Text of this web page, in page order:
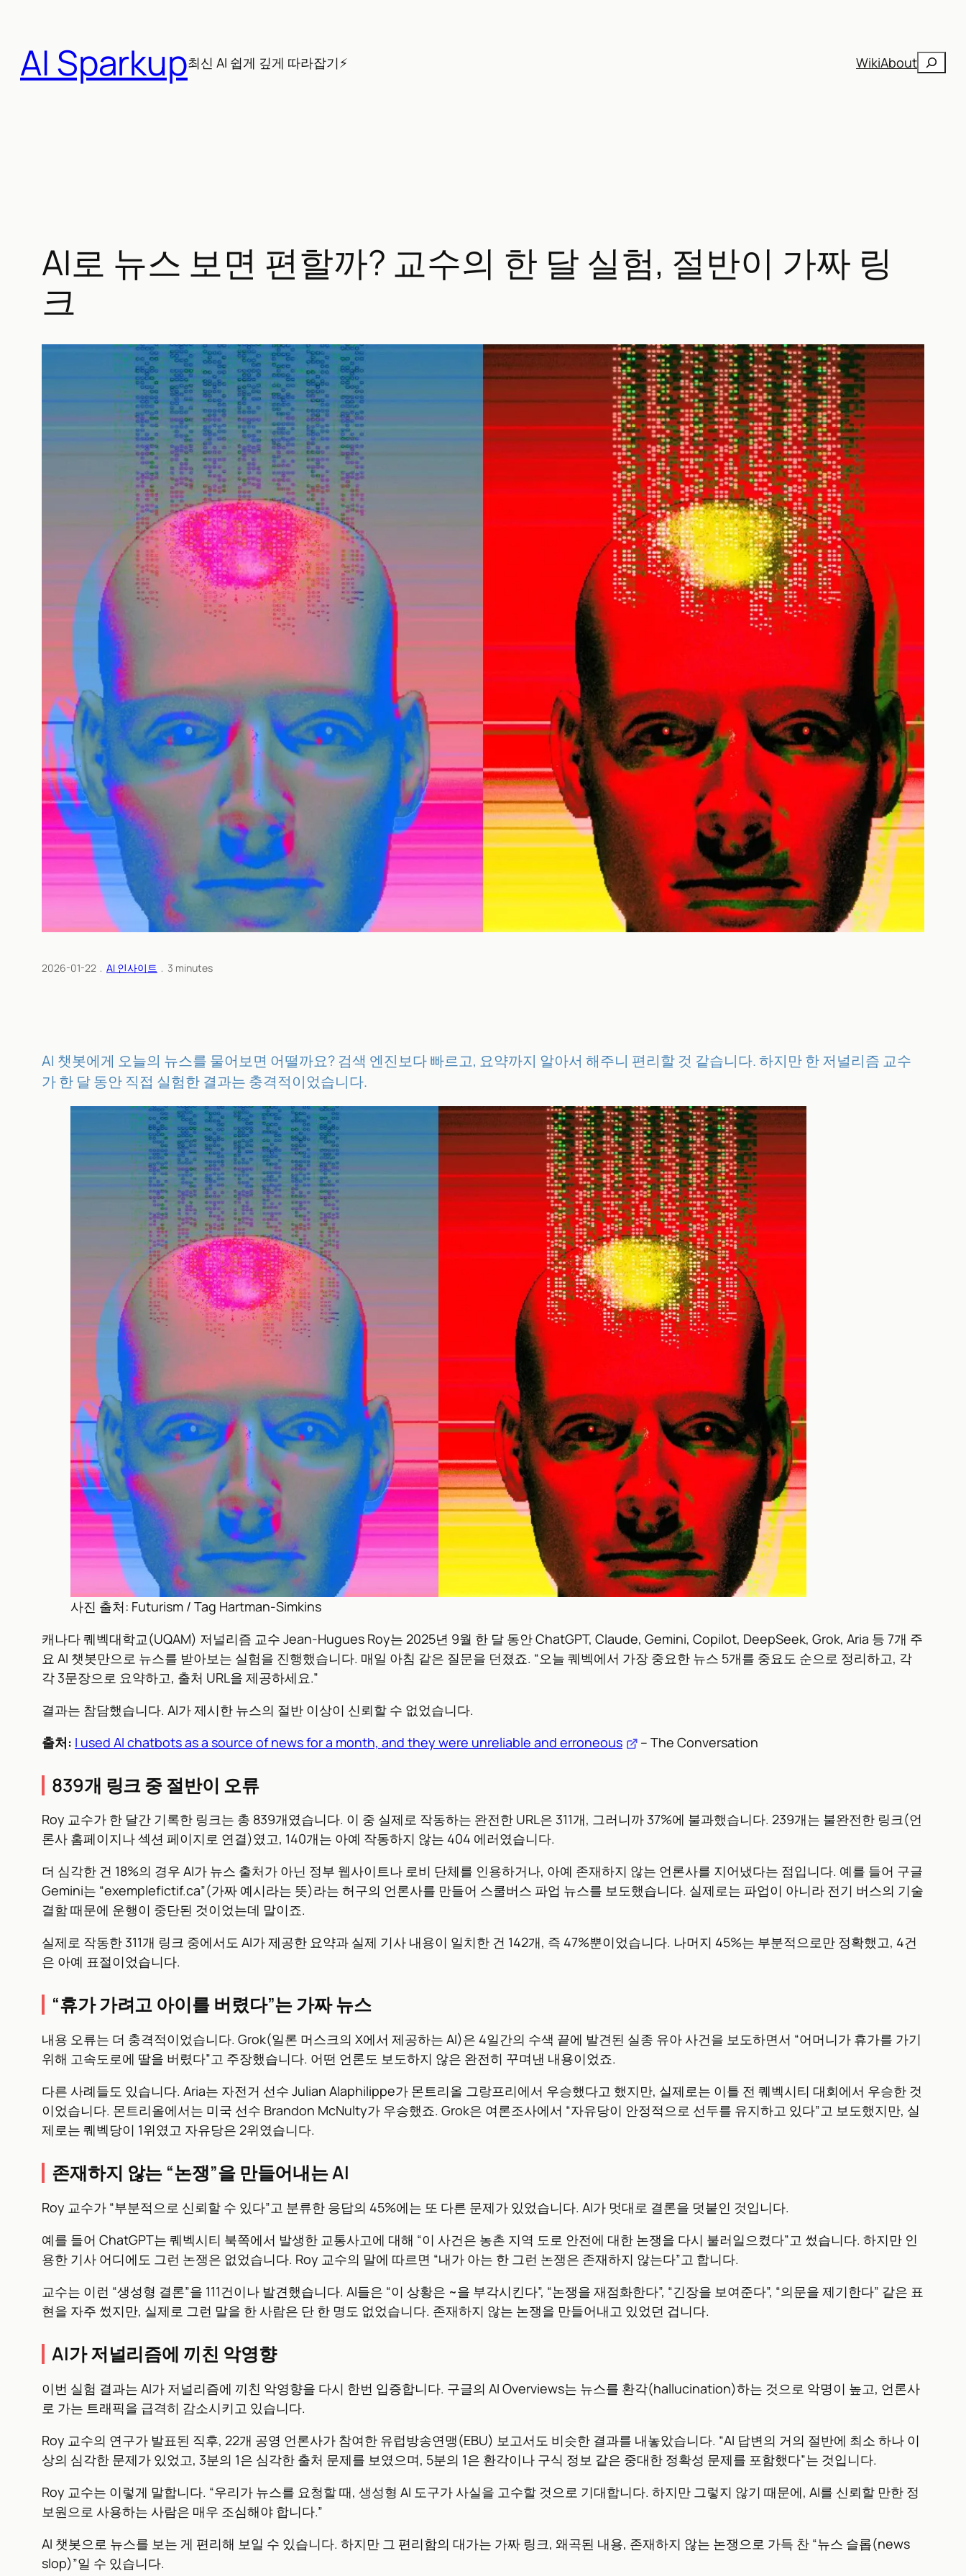
AI Sparkup최신 AI 쉽게 깊게 따라잡기⚡ WikiAbout검
AI로 뉴스 보면 편할까? 교수의 한 달 실험, 절반이 가짜 링
크
2026-01-22 ﹒ AI 인사이트 ﹒ 3 minutes
AI 챗봇에게 오늘의 뉴스를 물어보면 어떨까요? 검색 엔진보다 빠르고, 요약까지 알아서 해주니 편리할 것 같습니다. 하지만 한 저널리즘 교수
가 한 달 동안 직접 실험한 결과는 충격적이었습니다.
사진 출처: Futurism / Tag Hartman-Simkins
캐나다 퀘벡대학교(UQAM) 저널리즘 교수 Jean-Hugues Roy는 2025년 9월 한 달 동안 ChatGPT, Claude, Gemini, Copilot, DeepSeek, Grok, Aria 등 7개 주
요 AI 챗봇만으로 뉴스를 받아보는 실험을 진행했습니다. 매일 아침 같은 질문을 던졌죠. “오늘 퀘벡에서 가장 중요한 뉴스 5개를 중요도 순으로 정리하고, 각
각 3문장으로 요약하고, 출처 URL을 제공하세요.”
결과는 참담했습니다. AI가 제시한 뉴스의 절반 이상이 신뢰할 수 없었습니다.
출처: I used AI chatbots as a source of news for a month, and they were unreliable and erroneous – The Conversation
839개 링크 중 절반이 오류
Roy 교수가 한 달간 기록한 링크는 총 839개였습니다. 이 중 실제로 작동하는 완전한 URL은 311개, 그러니까 37%에 불과했습니다. 239개는 불완전한 링크(언
론사 홈페이지나 섹션 페이지로 연결)였고, 140개는 아예 작동하지 않는 404 에러였습니다.
더 심각한 건 18%의 경우 AI가 뉴스 출처가 아닌 정부 웹사이트나 로비 단체를 인용하거나, 아예 존재하지 않는 언론사를 지어냈다는 점입니다. 예를 들어 구글
Gemini는 “exemplefictif.ca”(가짜 예시라는 뜻)라는 허구의 언론사를 만들어 스쿨버스 파업 뉴스를 보도했습니다. 실제로는 파업이 아니라 전기 버스의 기술
결함 때문에 운행이 중단된 것이었는데 말이죠.
실제로 작동한 311개 링크 중에서도 AI가 제공한 요약과 실제 기사 내용이 일치한 건 142개, 즉 47%뿐이었습니다. 나머지 45%는 부분적으로만 정확했고, 4건
은 아예 표절이었습니다.
“휴가 가려고 아이를 버렸다”는 가짜 뉴스
내용 오류는 더 충격적이었습니다. Grok(일론 머스크의 X에서 제공하는 AI)은 4일간의 수색 끝에 발견된 실종 유아 사건을 보도하면서 “어머니가 휴가를 가기
위해 고속도로에 딸을 버렸다”고 주장했습니다. 어떤 언론도 보도하지 않은 완전히 꾸며낸 내용이었죠.
다른 사례들도 있습니다. Aria는 자전거 선수 Julian Alaphilippe가 몬트리올 그랑프리에서 우승했다고 했지만, 실제로는 이틀 전 퀘벡시티 대회에서 우승한 것
이었습니다. 몬트리올에서는 미국 선수 Brandon McNulty가 우승했죠. Grok은 여론조사에서 “자유당이 안정적으로 선두를 유지하고 있다”고 보도했지만, 실
제로는 퀘벡당이 1위였고 자유당은 2위였습니다.
존재하지 않는 “논쟁”을 만들어내는 AI
Roy 교수가 “부분적으로 신뢰할 수 있다”고 분류한 응답의 45%에는 또 다른 문제가 있었습니다. AI가 멋대로 결론을 덧붙인 것입니다.
예를 들어 ChatGPT는 퀘벡시티 북쪽에서 발생한 교통사고에 대해 “이 사건은 농촌 지역 도로 안전에 대한 논쟁을 다시 불러일으켰다”고 썼습니다. 하지만 인
용한 기사 어디에도 그런 논쟁은 없었습니다. Roy 교수의 말에 따르면 “내가 아는 한 그런 논쟁은 존재하지 않는다”고 합니다.
교수는 이런 “생성형 결론”을 111건이나 발견했습니다. AI들은 “이 상황은 ~을 부각시킨다”, “논쟁을 재점화한다”, “긴장을 보여준다”, “의문을 제기한다” 같은 표
현을 자주 썼지만, 실제로 그런 말을 한 사람은 단 한 명도 없었습니다. 존재하지 않는 논쟁을 만들어내고 있었던 겁니다.
AI가 저널리즘에 끼친 악영향
이번 실험 결과는 AI가 저널리즘에 끼친 악영향을 다시 한번 입증합니다. 구글의 AI Overviews는 뉴스를 환각(hallucination)하는 것으로 악명이 높고, 언론사
로 가는 트래픽을 급격히 감소시키고 있습니다.
Roy 교수의 연구가 발표된 직후, 22개 공영 언론사가 참여한 유럽방송연맹(EBU) 보고서도 비슷한 결과를 내놓았습니다. “AI 답변의 거의 절반에 최소 하나 이
상의 심각한 문제가 있었고, 3분의 1은 심각한 출처 문제를 보였으며, 5분의 1은 환각이나 구식 정보 같은 중대한 정확성 문제를 포함했다”는 것입니다.
Roy 교수는 이렇게 말합니다. “우리가 뉴스를 요청할 때, 생성형 AI 도구가 사실을 고수할 것으로 기대합니다. 하지만 그렇지 않기 때문에, AI를 신뢰할 만한 정
보원으로 사용하는 사람은 매우 조심해야 합니다.”
AI 챗봇으로 뉴스를 보는 게 편리해 보일 수 있습니다. 하지만 그 편리함의 대가는 가짜 링크, 왜곡된 내용, 존재하지 않는 논쟁으로 가득 찬 “뉴스 슬롭(news
slop)”일 수 있습니다.